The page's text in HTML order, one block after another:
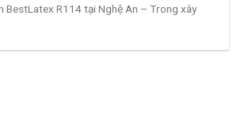
BestLatex R114 tại Nghệ An – Trong xây